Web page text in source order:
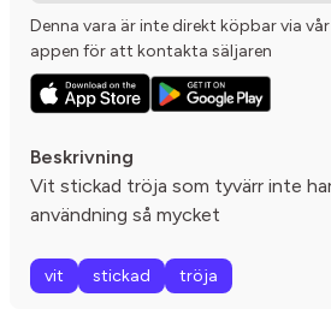
Denna vara är inte direkt köpbar via
appen för att kontakta säljaren
Beskrivning
Vit stickad tröja som tyvärr inte
användning så mycket
vit stickad tröja